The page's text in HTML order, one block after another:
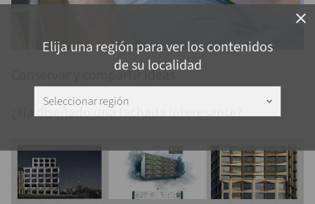
close
Elija una región para ver los contenidos
de su localidad
Seleccionar región keyboard_arrow_down
Conservar y compartir ideas
¿Ha diseñado una fachada interesante?